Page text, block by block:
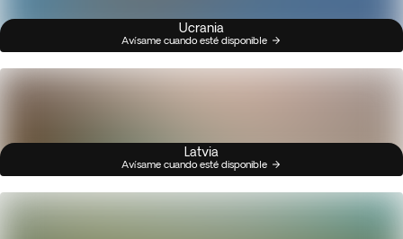
Ucrania
Avísame cuando esté disponible
Latvia
Avísame cuando esté disponible